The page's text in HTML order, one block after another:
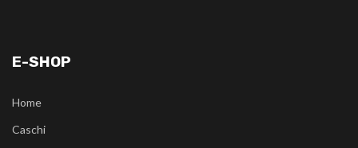
E-SHOP
Home
Caschi